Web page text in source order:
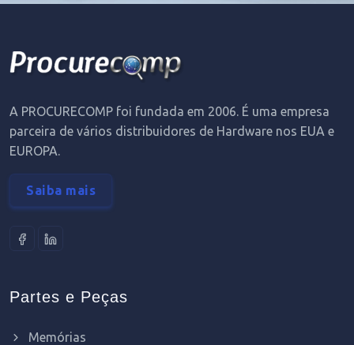
A PROCURECOMP foi fundada em 2006. É uma empresa
parceira de vários distribuidores de Hardware nos EUA e
EUROPA.
Saiba mais
Partes e Peças
Memórias